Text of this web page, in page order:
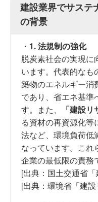
建設業界でサステ
の背景
・ 1. 法規制の強化
脱炭素社会の実現に
います。代表的なも
築物のエネルギー消
であり、省エネ基準
す。また、
「建設リ
る資材の再資源化等
法など、環境負荷低
なっています。これ
企業の最低限の責務
[出典：国土交通省
[出典：環境省「建